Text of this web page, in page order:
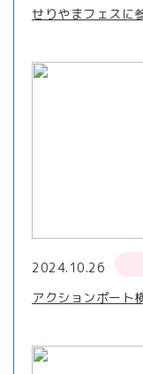
せりやまフェスに
2024.10.26
アクションポート